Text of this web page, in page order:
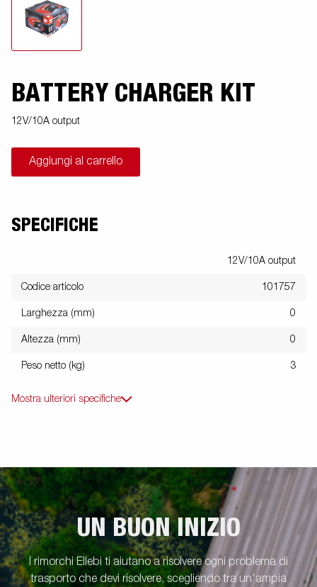
BATTERY CHARGER KIT
12V/10A output
Aggiungi al carrello
SPECIFICHE
12V/10A output
Codice articolo 101757
Larghezza (mm) 0
Altezza (mm) 0
Peso netto (kg) 3
Mostra ulteriori specifiche
UN BUON INIZIO
I rimorchi Ellebi ti aiutano a risolvere ogni problema di
trasporto che devi risolvere, scegliendo tra un'ampia